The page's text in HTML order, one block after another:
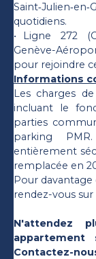
quotidiens.
Ligne 272
Genève-
pour rejoindre
Informations
Les charges
incluant le
parties
parking
entièrement
remplacée en
Pour davantage
rendez-vous
N'attendez
appartement
Contactez-